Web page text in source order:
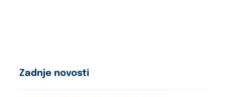
Zadnje novosti